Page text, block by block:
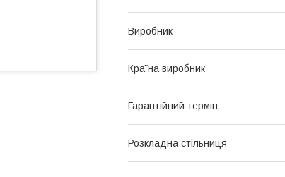
Виробник
Країна виробник
Гарантійний термін
Розкладна стільниця